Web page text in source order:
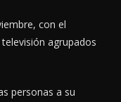
con el
agrupados
personas a su